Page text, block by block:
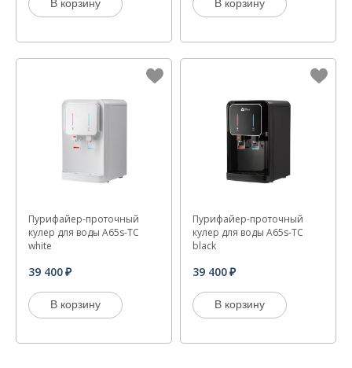
В корзину В корзину
Пурифайер-проточный
кулер для воды A65s-TC
white
39 400
В корзину
Пурифайер-проточный
кулер для воды A65s-TC
black
39 400
В корзину